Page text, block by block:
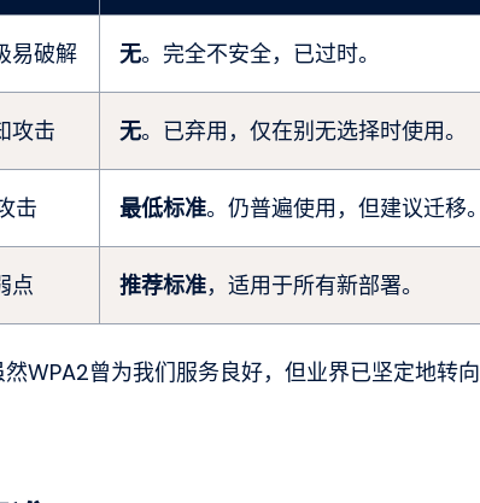
易破解 无。完全不安全，已过时。
攻击 无。已弃用，仅在别无选择时使用。
击 最低标准。仍普遍使用，但建议迁移。
点 推荐标准，适用于所有新部署。
WPA2曾为我们服务良好，但业界已坚定地转向